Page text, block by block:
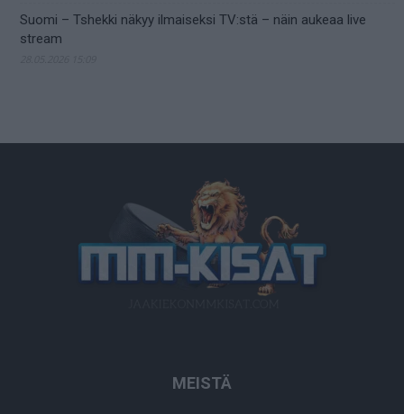
Suomi – Tshekki näkyy ilmaiseksi TV:stä – näin aukeaa live
stream
MEISTÄ